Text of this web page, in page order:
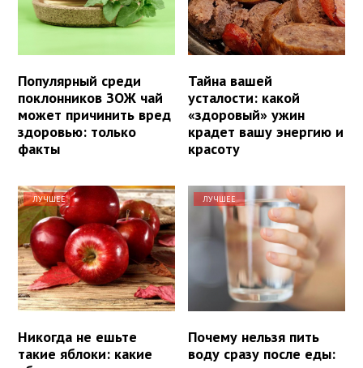
Популярный среди
поклонников ЗОЖ чай
может причинить вред
здоровью: только
факты
Тайна вашей
усталости: какой
«здоровый» ужин
крадет вашу энергию и
красоту
ЛУЧШЕЕ
Никогда не ешьте
такие яблоки: какие
ЛУЧШЕЕ
Почему нельзя пить
воду сразу после еды: